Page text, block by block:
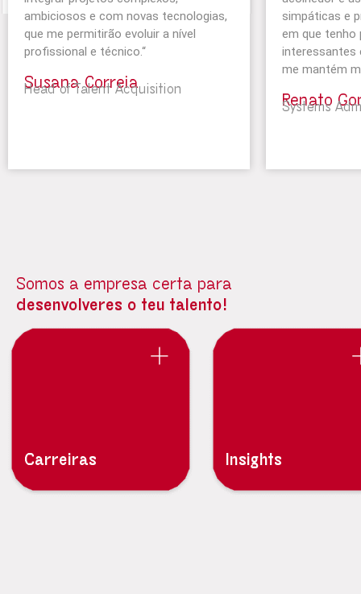
ambiciosos e com novas tecnologias,
que me permitirão evoluir a nível
profissional e técnico.“
Susana Correia
Head of Talent Acquisition
simpáticas e
em que
interessantes
me mantém
Renato
Systems
Somos a empresa certa para
desenvolveres o teu talento!
Carreiras Insights